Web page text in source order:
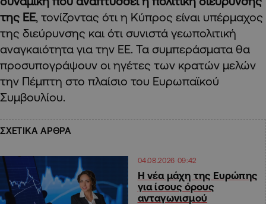
της ΕΕ, τονίζοντας ότι η Κύπρος είναι υπέρμαχος
της διεύρυνσης και ότι συνιστά γεωπολιτική
αναγκαιότητα για την ΕΕ. Τα συμπεράσματα θα
προσυπογράψουν οι ηγέτες των κρατών μελών
την Πέμπτη στο πλαίσιο του Ευρωπαϊκού
Συμβουλίου.
ΣΧΕΤΙΚΑ ΑΡΘΡΑ
04.08.2026 09:42
Η νέα μάχη της Ευρώπης
για ίσους όρους
ανταγωνισμού